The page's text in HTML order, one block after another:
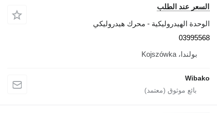
السعر عند الطلب
الوحدة الهيدروليكية - محرك هيدروليكي
03995568
بولندا، Kojszówka
Wibako